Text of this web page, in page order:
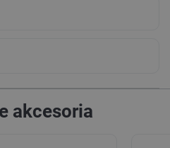
akcesoria